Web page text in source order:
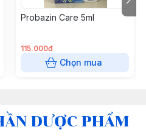
Probazin Care 5ml
115.000đ
Chọn mua
DƯỢC PHẨM